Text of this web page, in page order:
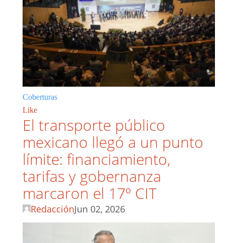
Coberturas
Like
El transporte público
mexicano llegó a un punto
límite: financiamiento,
tarifas y gobernanza
marcaron el 17º CIT
RedacciónJun 02, 2026